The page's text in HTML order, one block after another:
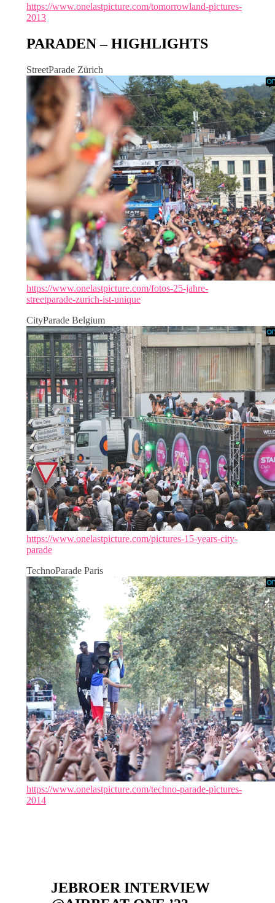
https://www.onelastpicture.com/tomorrowland-pictures-
2013
PARADEN – HIGHLIGHTS
StreetParade Zürich
https://www.onelastpicture.com/fotos-25-jahre-
streetparade-zurich-ist-unique
CityParade Belgium
https://www.onelastpicture.com/pictures-15-years-city-
parade
TechnoParade Paris
https://www.onelastpicture.com/techno-parade-pictures-
2014
JEBROER INTERVIEW